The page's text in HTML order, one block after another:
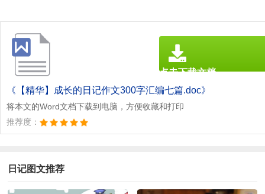
《【精华】成长的日记作文300字汇编七篇.doc》
将本文的Word文档下载到电脑，方便收藏和打印
推荐度：
点击下载文档
文档为doc格式
日记图文推荐